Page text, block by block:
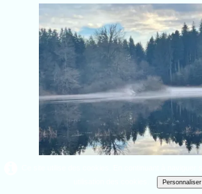
Personnaliser